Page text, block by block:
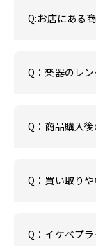
Q:お店にある
Q：楽器のレ
Q：商品購入
Q：買い取り
Q：イケベプ